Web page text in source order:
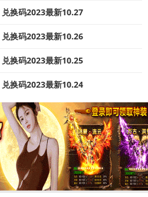
兑换码2023最新10.27
兑换码2023最新10.26
兑换码2023最新10.25
兑换码2023最新10.24